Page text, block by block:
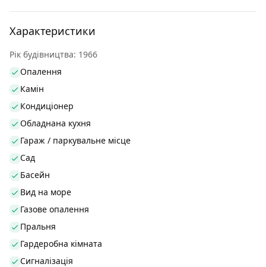
Характеристики
Рік будівництва: 1966
Опалення
Камін
Кондиціонер
Обладнана кухня
Гараж / паркувальне місце
Сад
Басейн
Вид на море
Газове опалення
Пральня
Гардеробна кімната
Сигналізація